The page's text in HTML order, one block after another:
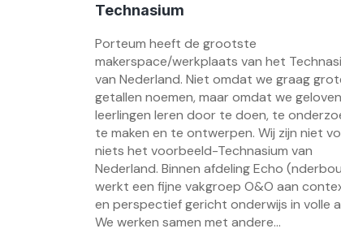
Technasium
Porteum heeft de grootste
makerspace/werkplaats van het
van Nederland. Niet omdat we graag
getallen noemen, maar omdat we
leerlingen leren door te doen, te
te maken en te ontwerpen. Wij zijn niet
niets het voorbeeld-Technasium van
Nederland. Binnen afdeling Echo
werkt een fijne vakgroep O&O aan
en perspectief gericht onderwijs in volle
We werken samen met andere...